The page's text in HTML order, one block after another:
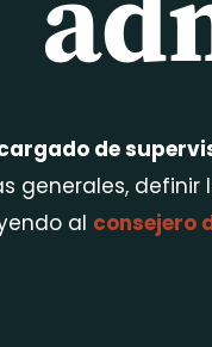
de
generales,
al consejero